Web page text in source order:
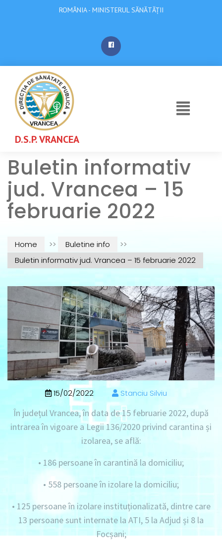
ROMÂNIA - MINISTERUL SĂNĂTĂȚII
D.S.P. VRANCEA
Buletin informativ
jud. Vrancea – 15
februarie 2022
Home >> Buletine info
>>
Buletin informativ jud. Vrancea – 15 februarie 2022
15/02/2022 Stanciu Silviu
În județul Vrancea, în data de15 februarie 2022, după
intrarea în vigoare a Legii 136/2020 privind carantina și
izolarea, se află:
• 186 persoane în carantină la domiciliu;
• 558 persoane în izolare la domiciliu;
• 125 persoane în izolare instituționalizată, dintre care
13 persoane sunt internate la ATI, 5 la Adjud și 8 la
Focșani;